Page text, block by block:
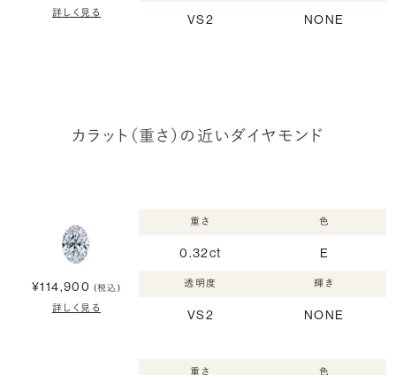
詳しく見る VS2 NONE
カラット（重さ）の近いダイヤモンド
¥114,900 (税込)
詳しく見る
重さ
0.32ct
色
E
透明度
VS2
輝き
NONE
重さ 色